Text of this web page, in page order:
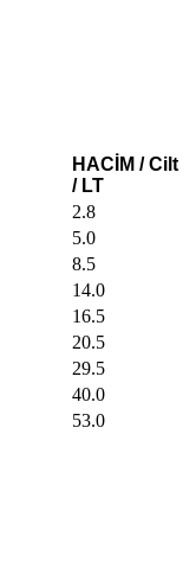
HACİM / Cilt
/ LT
2.8
5.0
8.5
14.0
16.5
20.5
29.5
40.0
53.0